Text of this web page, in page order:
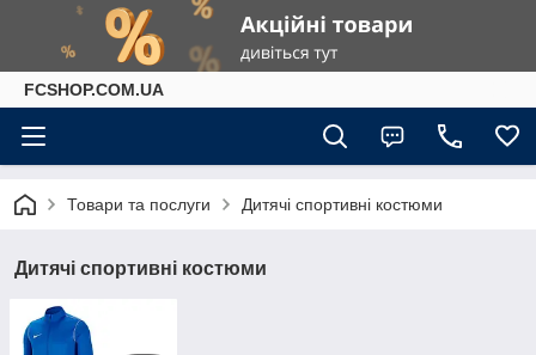
FCSHOP.COM.UA
Товари та послуги Дитячі спортивні костюми
Дитячі спортивні костюми